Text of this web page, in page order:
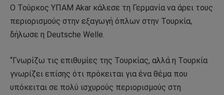
Ο Τούρκος ΥΠΑΜ Akar κάλεσε τη Γερμανία να άρει τους
περιορισμούς στην εξαγωγή όπλων στην Τουρκία,
δήλωσε η Deutsche Welle.
“Γνωρίζω τις επιθυμίες της Τουρκίας, αλλά η Τουρκία
γνωρίζει επίσης ότι πρόκειται για ένα θέμα που
υπόκειται σε πολύ ισχυρούς περιορισμούς στη